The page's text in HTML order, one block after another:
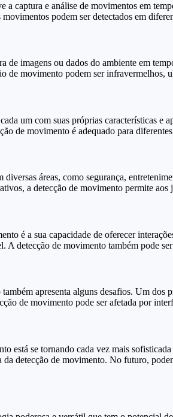
a captura e análise de movimentos em
podem ser detectados em
de imagens ou dados do ambiente em
de movimento podem ser infravermelhos,
um com suas próprias características
de movimento é adequado para
áreas, como segurança,
a detecção de movimento permite
é a sua capacidade de oferecer
A detecção de movimento também pode
apresenta alguns desafios. Um
de movimento pode ser afetada por
está se tornando cada vez mais
detecção de movimento. No futuro,